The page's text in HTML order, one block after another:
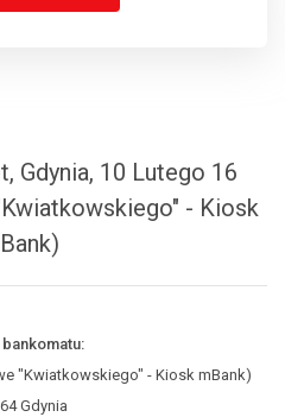
Gdynia, 10 Lutego 16
- Kiosk
"Kwiatkowskiego" - Kiosk mBank)
Gdynia